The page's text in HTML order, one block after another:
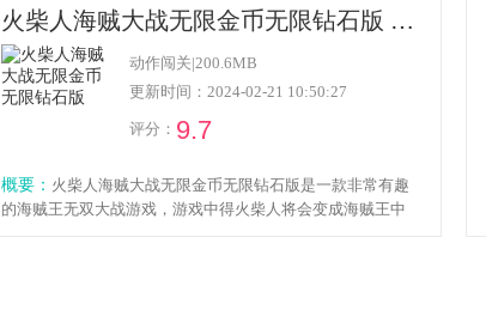
进入下一关，感兴趣的小伙伴欢迎点击下载体验！
火柴人海贼大战无限金币无限钻石版 v5.1
动作闯关|200.6MB
更新时间：2024-02-21 10:50:27
评分： 9.7
概要： 火柴人海贼大战无限金币无限钻石版是一款非常有趣
的海贼王无双大战游戏，游戏中得火柴人将会变成海贼王中